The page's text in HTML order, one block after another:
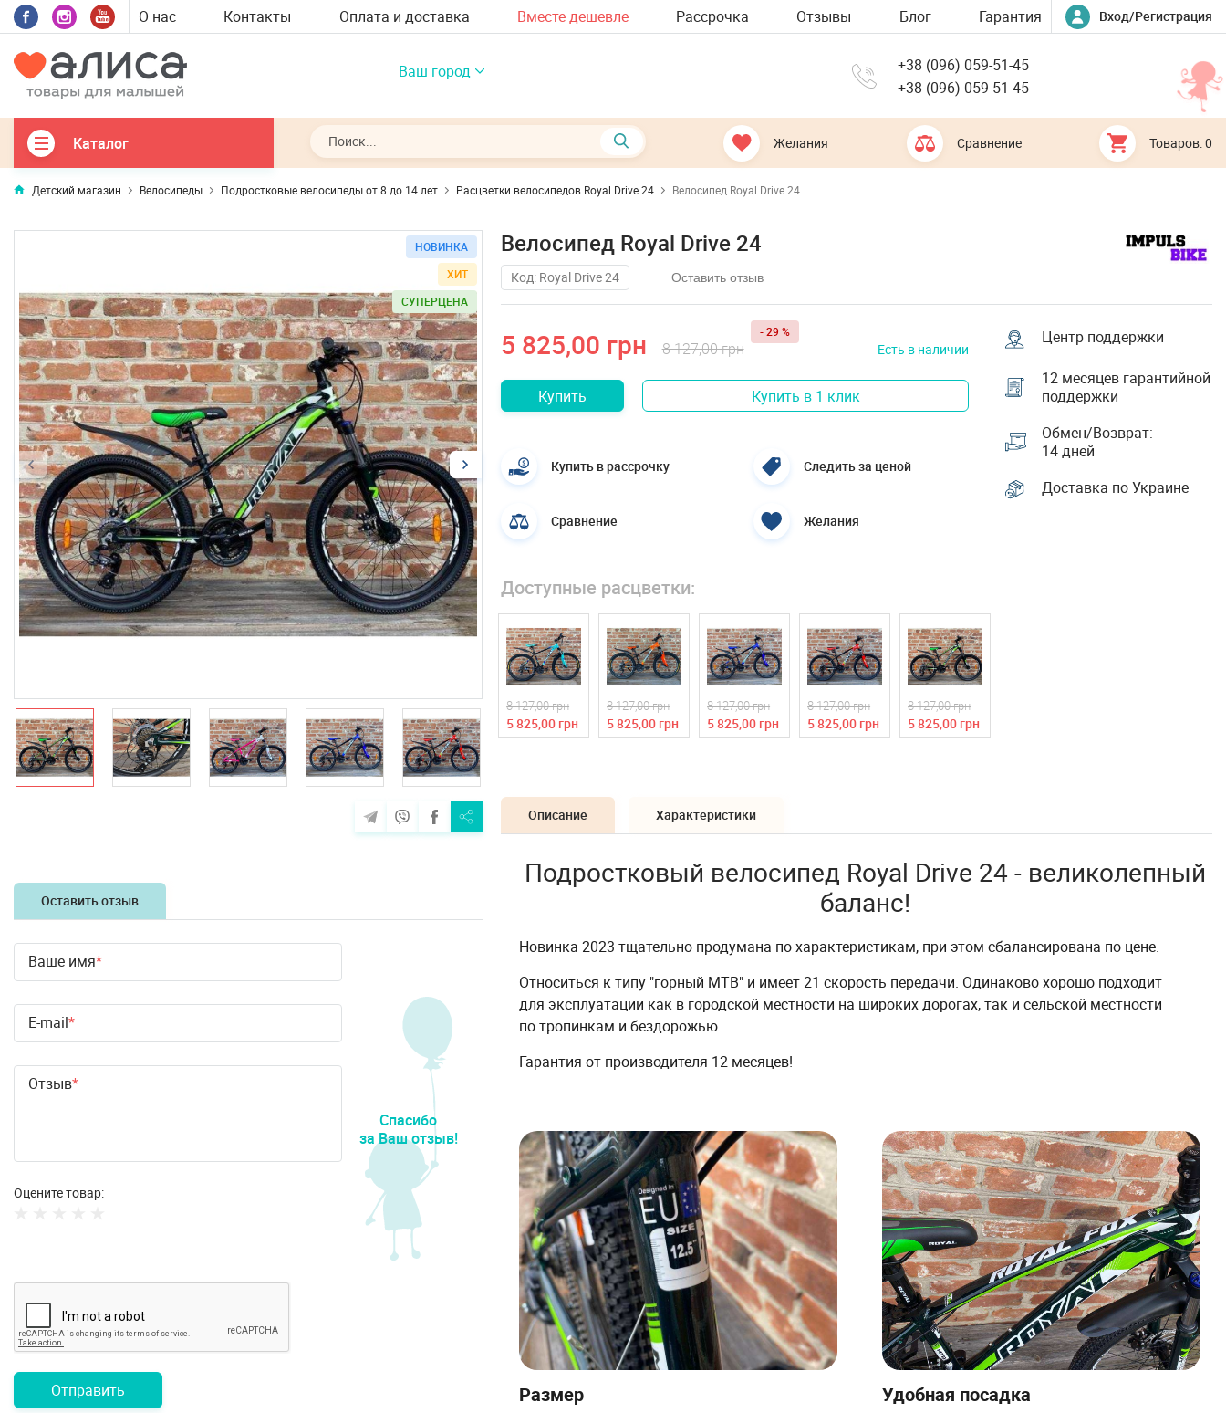
О нас Контакты Оплата и доставка Вместе дешевле Рассрочка Отзывы Блог Гарантия Вход/Регистрация
Ваш город
+38 (096) 059-51-45
+38 (096) 059-51-45
Каталог Желания Сравнение Товаров: 0
Детский магазин Велосипеды Подростковые велосипеды от 8 до 14 лет Расцветки велосипедов Royal Drive 24 Велосипед Royal Drive 24
НОВИНКА
ХИТ
СУПЕРЦЕНА
НОВИНКА
ХИТ
СУПЕРЦЕНА
НОВИНКА
ХИТ
СУПЕРЦЕНА
НОВИНКА
ХИТ
СУПЕРЦЕНА
НОВИНКА
ХИТ
СУПЕРЦЕНА
Оставить отзыв
Ваше имя
E-mail
Отзыв
Оцените товар:
Отправить
Спасибо
за Ваш отзыв!
Велосипед Royal Drive 24
Код: Royal Drive 24 Оставить отзыв
5 825,00 грн 8 127,00 грн
- 29 %
Есть в наличии
Купить Купить в 1 клик
Купить в рассрочку Следить за ценой
Сравнение Желания
Центр поддержки
12 месяцев гарантийной
поддержки
Обмен/Возврат:
14 дней
Доставка по Украине
Доступные расцветки:
8 127,00 грн
5 825,00 грн
8 127,00 грн
5 825,00 грн
8 127,00 грн
5 825,00 грн
8 127,00 грн
5 825,00 грн
8 127,00 грн
5 825,00 грн
Описание Характеристики
Подростковый велосипед Royal Drive 24 - великолепный
баланс!
Новинка 2023 тщательно продумана по характеристикам, при этом сбалансирована по цене.
Относиться к типу "горный МТВ" и имеет 21 скорость передачи. Одинаково хорошо подходит
для эксплуатации как в городской местности на широких дорогах, так и сельской местности
по тропинкам и бездорожью.
Гарантия от производителя 12 месяцев!
Размер Удобная посадка